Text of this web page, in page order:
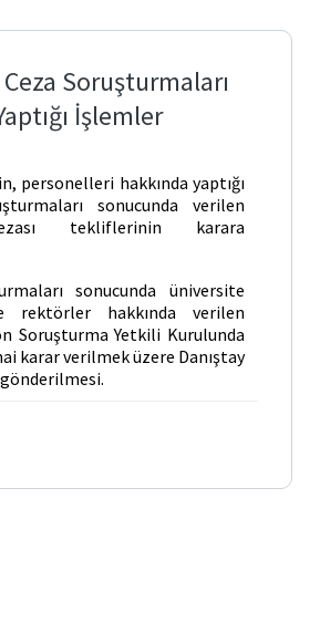
Soruşturmaları
İşlemler
personelleri hakkında yaptığı
sonucunda verilen
tekliflerinin karara
sonucunda üniversite
rektörler hakkında verilen
Soruşturma Yetkili Kurulunda
karar verilmek üzere Danıştay
gönderilmesi.